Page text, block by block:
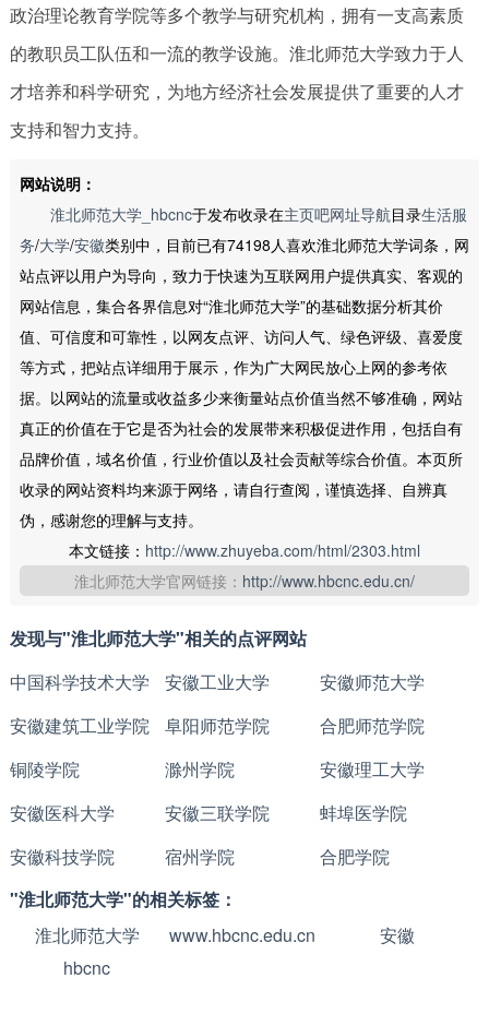
政治理论教育学院等多个教学与研究机构，拥有一支高素质
的教职员工队伍和一流的教学设施。淮北师范大学致力于人
才培养和科学研究，为地方经济社会发展提供了重要的人才
支持和智力支持。
网站说明：
淮北师范大学_hbcnc于发布收录在主页吧网址导航目录生活服
务/大学/安徽类别中，目前已有74198人喜欢淮北师范大学词条，网
站点评以用户为导向，致力于快速为互联网用户提供真实、客观的
网站信息，集合各界信息对“淮北师范大学”的基础数据分析其价
值、可信度和可靠性，以网友点评、访问人气、绿色评级、喜爱度
等方式，把站点详细用于展示，作为广大网民放心上网的参考依
据。以网站的流量或收益多少来衡量站点价值当然不够准确，网站
真正的价值在于它是否为社会的发展带来积极促进作用，包括自有
品牌价值，域名价值，行业价值以及社会贡献等综合价值。本页所
收录的网站资料均来源于网络，请自行查阅，谨慎选择、自辨真
伪，感谢您的理解与支持。
本文链接： http://www.zhuyeba.com/html/2303.html
淮北师范大学官网链接： http://www.hbcnc.edu.cn/
发现与"淮北师范大学"相关的点评网站
中国科学技术大学
安徽工业大学
安徽师范大学
安徽建筑工业学院
阜阳师范学院
合肥师范学院
铜陵学院
滁州学院
安徽理工大学
安徽医科大学
安徽三联学院
蚌埠医学院
安徽科技学院
宿州学院
合肥学院
"淮北师范大学"的相关标签：
淮北师范大学
www.hbcnc.edu.cn
安徽
hbcnc